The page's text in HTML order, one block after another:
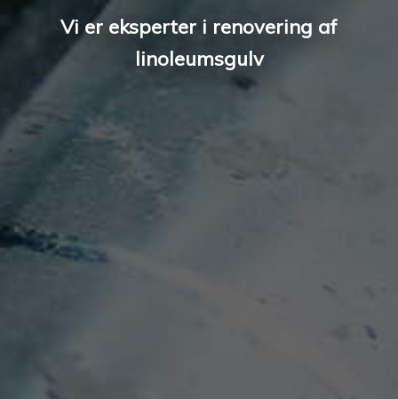
Vi er eksperter i renovering af
linoleumsgulv